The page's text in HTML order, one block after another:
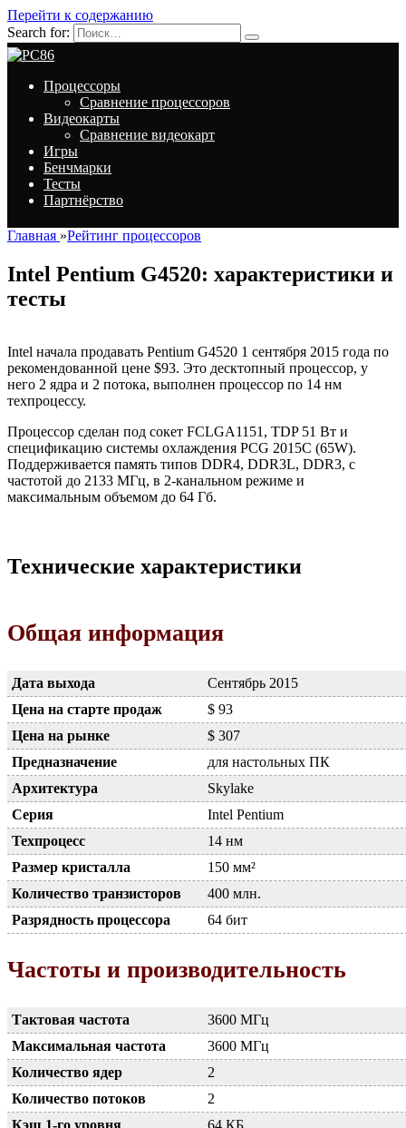
Перейти к содержанию
Search for:
Процессоры
Сравнение процессоров
Видеокарты
Сравнение видеокарт
Игры
Бенчмарки
Тесты
Партнёрство
Главная »Рейтинг процессоров
Intel Pentium G4520: характеристики и
тесты
Intel начала продавать Pentium G4520 1 сентября 2015 года по
рекомендованной цене $93. Это десктопный процессор, у
него 2 ядра и 2 потока, выполнен процессор по 14 нм
техпроцессу.
Процессор сделан под сокет FCLGA1151, TDP 51 Вт и
спецификацию системы охлаждения PCG 2015C (65W).
Поддерживается память типов DDR4, DDR3L, DDR3, с
частотой до 2133 МГц, в 2-канальном режиме и
максимальным объемом до 64 Гб.
Технические характеристики
Общая информация
Дата выхода
Сентябрь 2015
Цена на старте продаж
$ 93
Цена на рынке
$ 307
Предназначение
для настольных ПК
Архитектура
Skylake
Серия
Intel Pentium
Техпроцесс
14 нм
Размер кристалла
150 мм²
Количество транзисторов
400 млн.
Разрядность процессора
64 бит
Частоты и производительность
Тактовая частота
3600 МГц
Максимальная частота
3600 МГц
Количество ядер
2
Количество потоков
2
Кэш 1-го уровня
64 КБ